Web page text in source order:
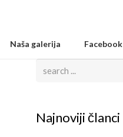
Naša galerija Facebook
Najnoviji članci